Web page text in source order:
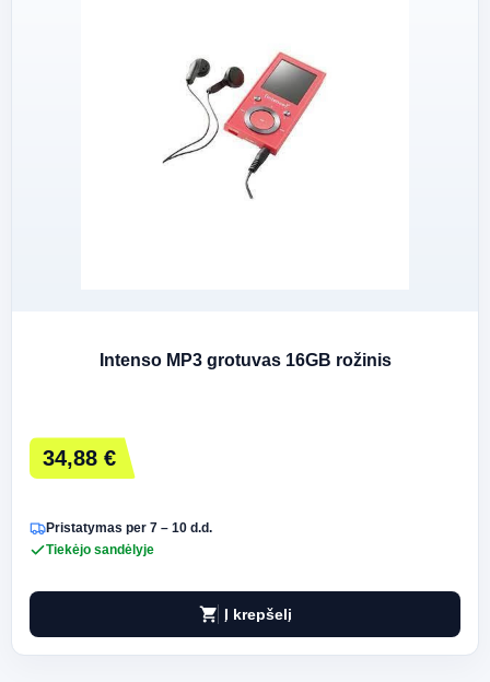
Intenso MP3 grotuvas 16GB rožinis
34,88 €
Pristatymas per 7 – 10 d.d.
Tiekėjo sandėlyje
shopping_cart Į krepšelį